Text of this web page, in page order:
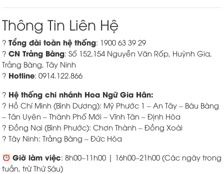
Thông Tin Liên Hệ
?Tổng đài toàn hệ thống: 1900 63 39 29
?CN Trảng Bàng: Số 152,154 Nguyễn Văn Rốp, Huỳnh Gia,
Trảng Bàng, Tây Ninh
? Hotline: 0914.122.866
? Hệ thống chi nhánh Hoa Ngữ Gia Hân:
? Hồ Chí Minh (Bình Dương): Mỹ Phước 1 – An Tây – Bàu Bàng
– Tân Uyên – Thành Phố Mới – Vĩnh Tân – Định Hòa
? Đồng Nai (Bình Phước): Chơn Thành – Đồng Xoài
? Tây Ninh: Trảng Bàng – Đức Hòa
Giờ làm việc: 8h00–11h00 | 16h00–21h00 (Các ngày trong
tuần, trừ Thứ Sáu)